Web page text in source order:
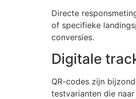
Directe
of specifieke
conversies.
Digitale
QR-codes zijn
testvarianten die